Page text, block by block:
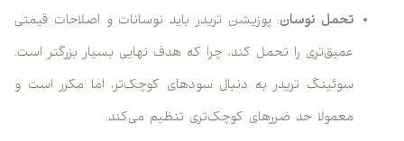
تحمل نوسان: پوزیشن تریدر باید نوسانات و اصلاحات قیمتی
عمیق‌تری را تحمل کند، چرا که هدف نهایی بسیار بزرگتر است.
سوئینگ تریدر به دنبال سودهای کوچک‌تر، اما مکرر است و
معمولا حد ضررهای کوچک‌تری تنظیم می‌کند.